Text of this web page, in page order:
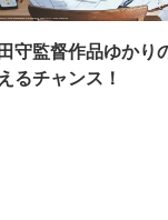
守監督作品ゆかり
るチャンス！